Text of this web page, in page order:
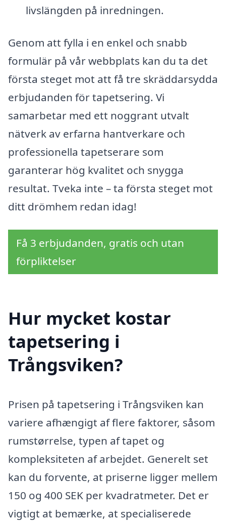
livslängden på inredningen.
Genom att fylla i en enkel och snabb
formulär på vår webbplats kan du ta det
första steget mot att få tre skräddarsydda
erbjudanden för tapetsering. Vi
samarbetar med ett noggrant utvalt
nätverk av erfarna hantverkare och
professionella tapetserare som
garanterar hög kvalitet och snygga
resultat. Tveka inte – ta första steget mot
ditt drömhem redan idag!
Få 3 erbjudanden, gratis och utan
förpliktelser
Hur mycket kostar
tapetsering i
Trångsviken?
Prisen på tapetsering i Trångsviken kan
variere afhængigt af flere faktorer, såsom
rumstørrelse, typen af tapet og
kompleksiteten af arbejdet. Generelt set
kan du forvente, at priserne ligger mellem
150 og 400 SEK per kvadratmeter. Det er
vigtigt at bemærke, at specialiserede